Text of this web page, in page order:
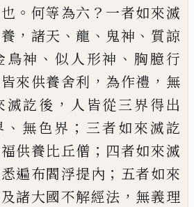
。 何等為六 ？ 一者如來滅
， 諸天 、 龍 、 鬼神 、 質諒
鳥神 、 似人形神 、 胸臆行
皆來供養舍利 ， 為作禮 ， 無
滅訖後 ， 人皆從三界得出
、 無色界 ； 三者如來滅訖
福供養比丘僧 ； 四者如來滅
遍布閻浮提內 ； 五者如來
諸大國不解經法 ， 無義理